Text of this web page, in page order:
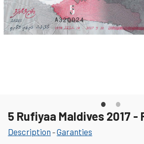
5 Rufiyaa Maldives 2017 -
Description -Garanties